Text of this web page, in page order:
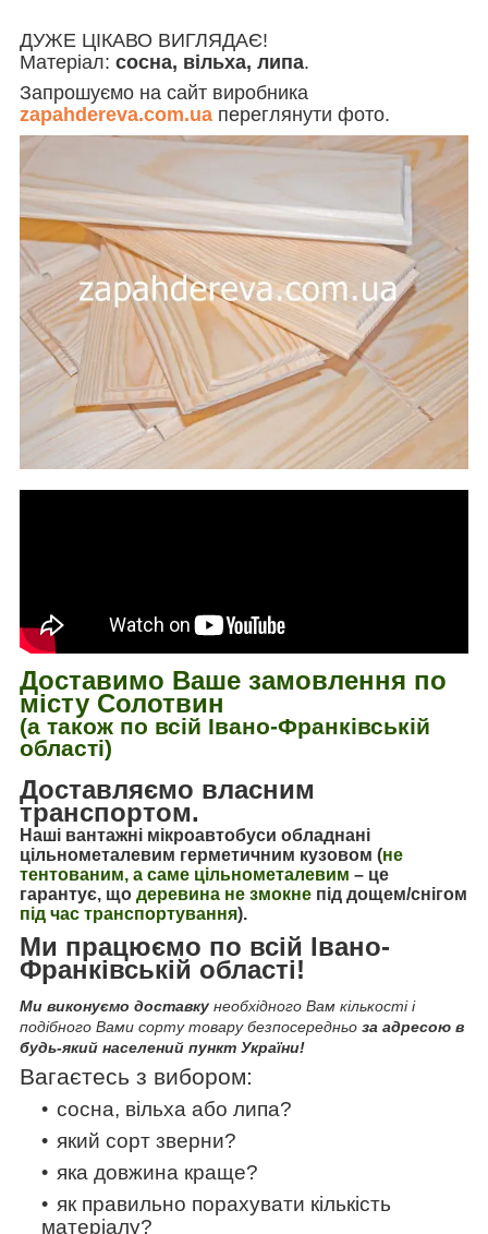
ДУЖЕ ЦІКАВО ВИГЛЯДАЄ!
Матеріал: сосна, вільха, липа.
Запрошуємо на сайт виробника
zapahdereva.com.ua переглянути фото.
Доставимо Ваше замовлення по
місту Солотвин
(а також по всій Івано-Франківській
області)
Доставляємо власним
транспортом.
Наші вантажні мікроавтобуси обладнані
цільнометалевим герметичним кузовом (не
тентованим, а саме цільнометалевим – це
гарантує, що деревина не змокне під дощем/снігом
під час транспортування).
Ми працюємо по всій Івано-
Франківській області!
Ми виконуємо доставку необхідного Вам кількості і
подібного Вами сорту товару безпосередньо за адресою в
будь-який населений пункт України!
Вагаєтесь з вибором:
сосна, вільха або липа?
який сорт зверни?
яка довжина краще?
як правильно порахувати кількість
матеріалу?